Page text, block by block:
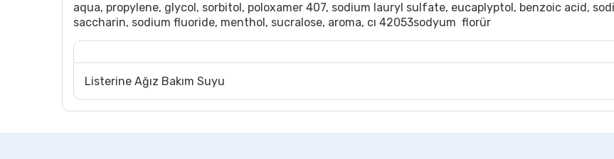
aqua, propylene, glycol, sorbitol, poloxamer 407, sodium lauryl sulfate, eucaplyptol, benzoic acid,
saccharin, sodium fluoride, menthol, sucralose, aroma, cı 42053sodyum florür
Listerine Ağız Bakım Suyu